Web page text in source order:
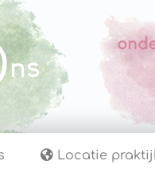
Locatie